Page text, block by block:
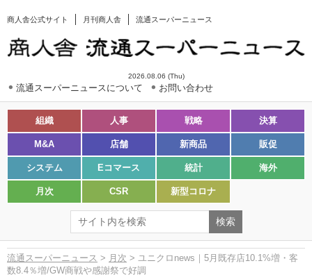
商人舎公式サイト 月刊商人舎 流通スーパーニュース
2026.08.06 (Thu)
流通スーパーニュースについて お問い合わせ
組織 人事 戦略 決算
M&A 店舗 新商品 販促
システム Eコマース 統計 海外
月次 CSR 新型コロナ
流通スーパーニュース > 月次 > ユニクロnews｜5月既存店10.1%増・客
数8.4％増/GW商戦や感謝祭で好調